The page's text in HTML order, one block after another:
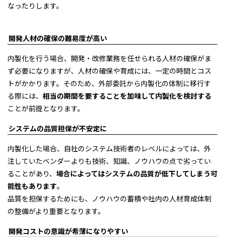
なったりします。
開発人材の確保の難易度が高い
内製化を行う場合、開発・改修業務を任せられる人材の確保がま
ず必要になりますが、人材の確保や育成には、一定の時間とコス
トがかかります。そのため、外部委託から内製化の体制に移行す
る際には、 相当の期間を要することを加味して内製化を検討する
ことが前提となります。
システムの品質担保が不安定に
内製化した場合、自社のシステム技術者のレベルによっては、外
注していたベンダーよりも技術、知識、ノウハウの点で劣ってい
ることがあり、 場合によってはシステムの品質が低下してしまう可
能性もあります。
品質を担保するためにも、ノウハウの蓄積や社内の人材育成体制
の整備がより重要となります。
開発コストの意識が希薄になりやすい